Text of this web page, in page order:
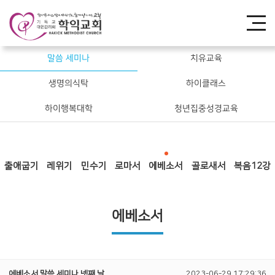
말씀 세미나 치유교육
생명의식탁 하이클래스
하이행복대학 청년집중성경교육
출애굽기 레위기 민수기 로마서 에베소서 골로새서 복음12강
에베소서